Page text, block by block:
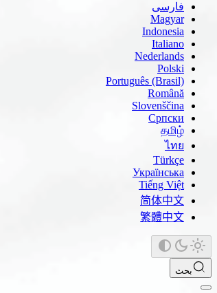
فارسی
Magyar
Indonesia
Italiano
Nederlands
Polski
Português (Brasil)
Română
Slovenščina
Српски
தமிழ்
ไทย
Türkçe
Українська
Tiếng Việt
简体中文
繁體中文
بحث